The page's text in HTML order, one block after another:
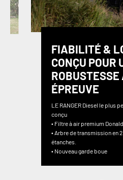
FIABILITÉ &
CONÇU POUR
ROBUSTESSE
ÉPREUVE
LE RANGER Diesel le plus
conçu
• Filtre à air premium
• Arbre de transmission en
étanches.
• Nouveau garde boue